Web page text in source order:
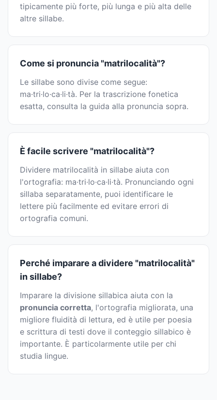
tipicamente più forte, più lunga e più alta delle
altre sillabe.
Come si pronuncia "matrilocalità"?
Le sillabe sono divise come segue:
ma·tri·lo·ca·li·tà. Per la trascrizione fonetica
esatta, consulta la guida alla pronuncia sopra.
È facile scrivere "matrilocalità"?
Dividere matrilocalità in sillabe aiuta con
l'ortografia: ma·tri·lo·ca·li·tà. Pronunciando ogni
sillaba separatamente, puoi identificare le
lettere più facilmente ed evitare errori di
ortografia comuni.
Perché imparare a dividere "matrilocalità"
in sillabe?
Imparare la divisione sillabica aiuta con la
pronuncia corretta, l'ortografia migliorata, una
migliore fluidità di lettura, ed è utile per poesia
e scrittura di testi dove il conteggio sillabico è
importante. È particolarmente utile per chi
studia lingue.